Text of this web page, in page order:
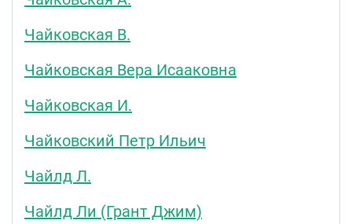
Чайковская В.
Чайковская Вера Исааковна
Чайковская И.
Чайковский Петр Ильич
Чайлд Л.
Чайлд Ли (Грант Джим)